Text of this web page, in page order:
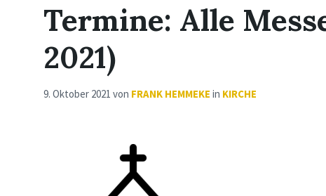
Termine: Alle
2021)
9. Oktober 2021 von FRANK HEMMEKE in KIRCHE